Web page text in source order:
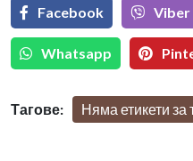
Facebook Viber
Whatsapp
Тагове: Няма етикети за